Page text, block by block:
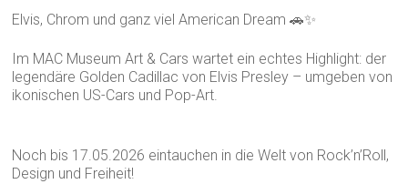
Elvis, Chrom und ganz viel American Dream 🚗✨
Im MAC Museum Art & Cars wartet ein echtes Highlight: der
legendäre Golden Cadillac von Elvis Presley – umgeben von
ikonischen US-Cars und Pop-Art.
Noch bis 17.05.2026 eintauchen in die Welt von Rock’n’Roll,
Design und Freiheit!